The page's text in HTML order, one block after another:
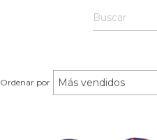
Ordenar por